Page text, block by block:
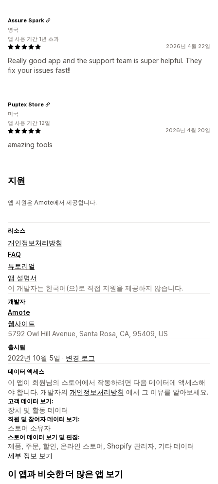
2026년 4월 22일
Really good app and the support team is super helpful. They
fix your issues fast!!
Assure Spark
영국
앱 사용 기간 1년 초과
2026년 4월 20일
amazing tools
Puptex Store
미국
앱 사용 기간 12일
지원
앱 지원은 Amote에서 제공합니다.
리소스
개인정보처리방침
FAQ
튜토리얼
앱 설명서
이 개발자는 한국어(으)로 직접 지원을 제공하지 않습니다.
개발자
Amote
웹사이트
5792 Owl Hill Avenue, Santa Rosa, CA, 95409, US
출시됨
2022년 10월 5일 · 변경 로그
데이터 액세스
이 앱이 회원님의 스토어에서 작동하려면 다음 데이터에 액세스해
야 합니다. 개발자의 개인정보처리방침 에서 그 이유를 알아보세요.
고객 데이터 보기:
장치 및 활동 데이터
직원 및 참여자 데이터 보기:
스토어 소유자
스토어 데이터 보기 및 편집:
제품, 주문, 할인, 온라인 스토어, Shopify 관리자, 기타 데이터
세부 정보 보기
이 앱과 비슷한 더 많은 앱 보기